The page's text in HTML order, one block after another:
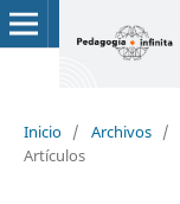
Inicio / Archivos /
Artículos